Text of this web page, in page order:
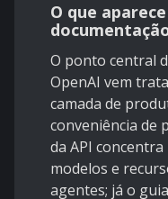
O que
O ponto central
OpenAI vem
camada de
conveniência de
da API concentra
modelos e
agentes; já o